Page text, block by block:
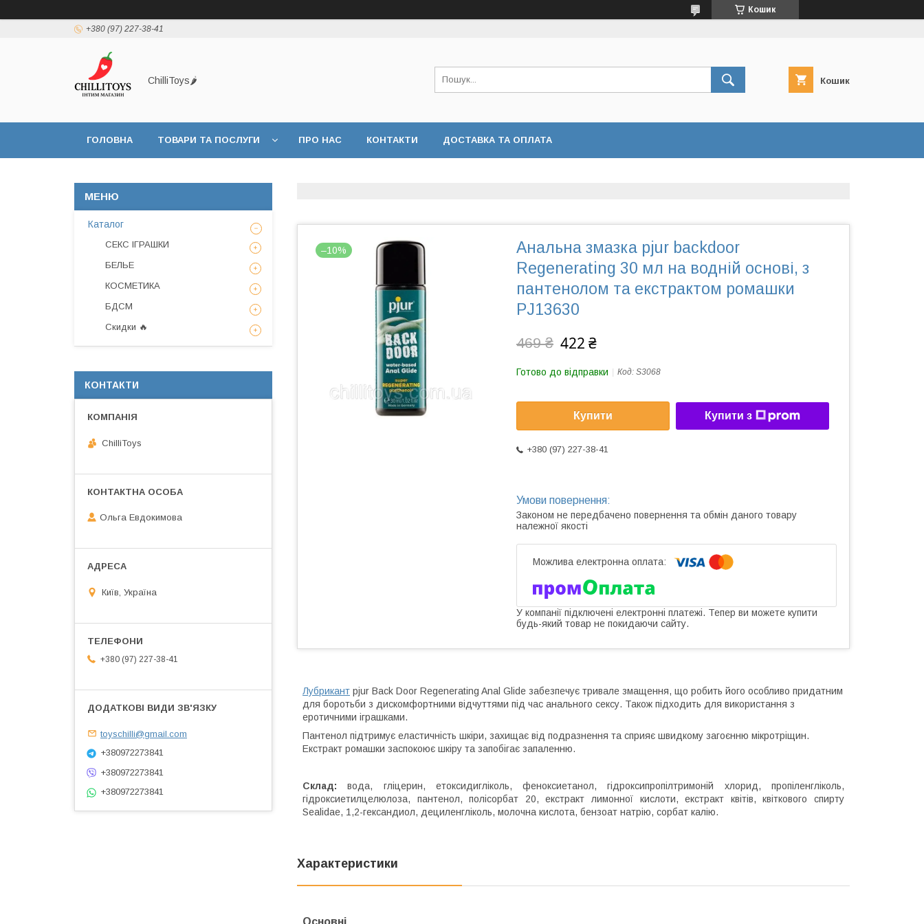
Кошик
+380 (97) 227-38-41
ChilliToys🌶️ Кошик
ГОЛОВНА ТОВАРИ ТА ПОСЛУГИ ПРО НАС КОНТАКТИ ДОСТАВКА ТА ОПЛАТА
–10%
Анальна змазка pjur backdoor
Regenerating 30 мл на водній основі, з
пантенолом та екстрактом ромашки
PJ13630
469 ₴ 422 ₴
Готово до відправки Код: S3068
Купити Купити з
+380 (97) 227-38-41
Законом не передбачено повернення та обмін даного товару
належної якості
У компанії підключені електронні платежі. Тепер ви можете купити
будь-який товар не покидаючи сайту.
Лубрикант pjur Back Door Regenerating Anal Glide забезпечує тривале змащення, що робить його особливо придатним
для боротьби з дискомфортними відчуттями під час анального сексу. Також підходить для використання з
еротичними іграшками.
Пантенол підтримує еластичність шкіри, захищає від подразнення та сприяє швидкому загоєнню мікротріщин.
Екстракт ромашки заспокоює шкіру та запобігає запаленню.
Склад: вода, гліцерин, етоксидигліколь, феноксиетанол, гідроксипропілтримоній хлорид, пропіленгліколь,
гідроксиетилцелюлоза, пантенол, полісорбат 20, екстракт лимонної кислоти, екстракт квітів, квіткового спирту
Sealidae, 1,2-гександиол, дециленгліколь, молочна кислота, бензоат натрію, сорбат калію.
Характеристики
Каталог
СЕКС ІГРАШКИ
БЕЛЬЕ
КОСМЕТИКА
БДСМ
Скидки 🔥
КОНТАКТИ
ChilliToys
Ольга Евдокимова
Київ, Україна
+380 (97) 227-38-41
toyschilli@gmail.com
+380972273841
+380972273841
+380972273841